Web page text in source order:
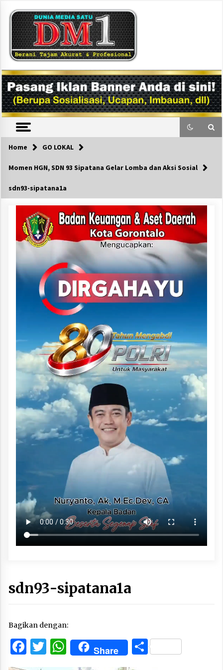
content
DM1
Home GO LOKAL
Momen HGN, SDN 93 Sipatana Gelar Lomba dan Aksi Sosial
sdn93-sipatana1a
sdn93-sipatana1a
Bagikan dengan:
Facebook
Twitter
WhatsApp
Share Share